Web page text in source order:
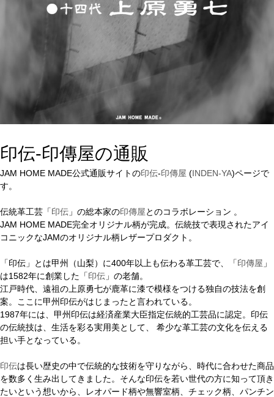
印伝-印傳屋の通販
JAM HOME MADE公式通販サイトの印伝-印傳屋 (INDEN-YA)ページで
す。
伝統革工芸「印伝 」の総本家の印傳屋とのコラボレーション 。
JAM HOME MADE完全オリジナル柄が完成。伝統技で表現されたアイ
コニックなJAMのオリジナル柄レザープロダクト。
「印伝」とは甲州（山梨）に400年以上も伝わる革工芸で、「印傳屋 」
は1582年に創業した「印伝 」の老舗。
江戸時代、遠祖の上原勇七が鹿革に漆で模様をつける独自の技法を創
案。ここに甲州印伝がはじまったと言われている。
1987年には、甲州印伝は経済産業大臣指定伝統的工芸品に認定。印伝
の伝統技は、生活を彩る実用美として、 希少な革工芸の文化を伝える
担い手となっている。
印伝は長い歴史の中で伝統的な技術を守りながら、時代に合わせた商品
を数多く生み出してきました。そんな印伝を若い世代の方に知って頂き
たいという想いから、レオパード柄や無響室柄、チェック柄、パンチン